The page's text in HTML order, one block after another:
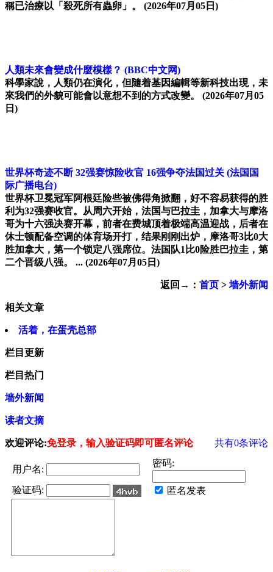
稱已治療以「殺死所有蟲卵」。
(2026年07月05日)
人類未來會變成什麼模樣？ (BBC中文网)
科學家說，人類仍在演化，但隨着基因編輯等新科技出現，未
來我們的外貌可能會以意想不到的方式改變。
(2026年07月05
日)
世界杯奇迹不断 32强赛惊险收官 16强争夺法国过关 (法国国
际广播电台)
世界杯卫冕冠军阿根廷险些被佛得角掀翻，好不容易获得的胜
利为32强赛收官。从周六开始，法国与巴拉圭，加拿大与摩洛
哥为十六强决赛开幕，前者在费城顶着极端高温迎战，后者在
休士顿配备空调的体育场开打，结果刚刚出炉，摩洛哥3比0大
胜加拿大，第一个锁定八强席位。法国队1比0险胜巴拉圭，第
二个晋级八强。 ... (2026年07月05日)
返回→： 首页 > 墙外新闻
相关文章
活着，在蛋壳总部
栏目更新
栏目热门
墙外新闻
读者文摘
欢迎评论:免登录，输入验证码即可匿名评论 共有0条评论
用户名:
密码:
验证码: 匿名发表